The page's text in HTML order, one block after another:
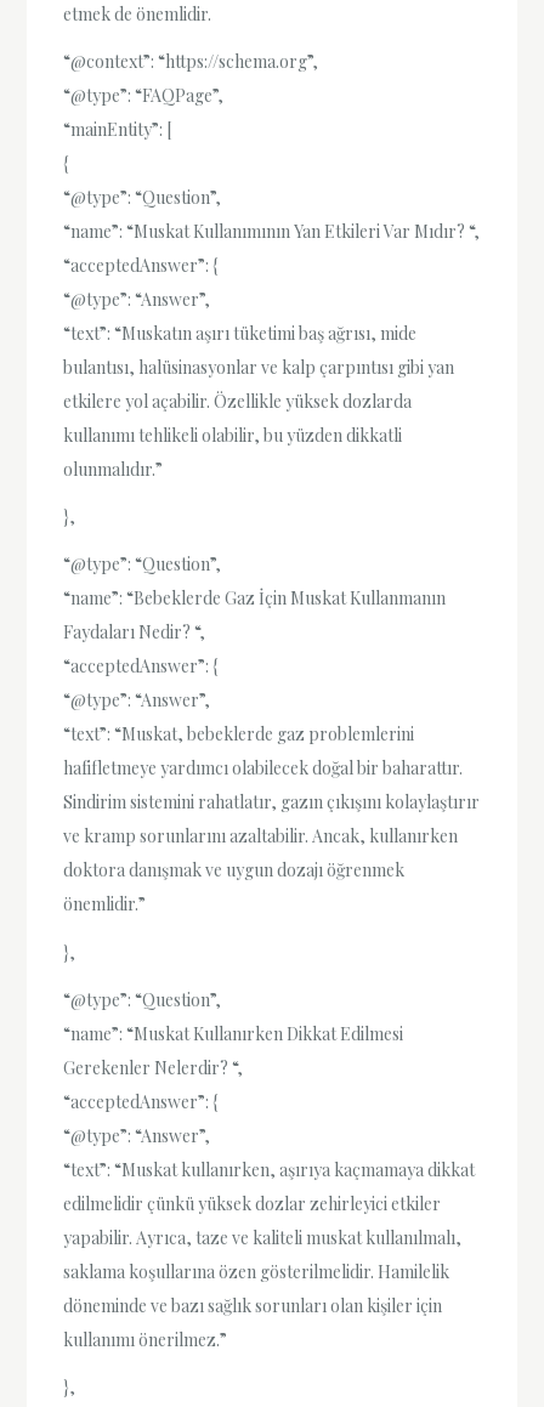
etmek de önemlidir.
“@context”: “https://schema.org”,
“@type”: “FAQPage”,
“mainEntity”: [
{
“@type”: “Question”,
“name”: “Muskat Kullanımının Yan Etkileri Var Mıdır? “,
“acceptedAnswer”: {
“@type”: “Answer”,
“text”: “Muskatın aşırı tüketimi baş ağrısı, mide
bulantısı, halüsinasyonlar ve kalp çarpıntısı gibi yan
etkilere yol açabilir. Özellikle yüksek dozlarda
kullanımı tehlikeli olabilir, bu yüzden dikkatli
olunmalıdır.”
},
“@type”: “Question”,
“name”: “Bebeklerde Gaz İçin Muskat Kullanmanın
Faydaları Nedir? “,
“acceptedAnswer”: {
“@type”: “Answer”,
“text”: “Muskat, bebeklerde gaz problemlerini
hafifletmeye yardımcı olabilecek doğal bir baharattır.
Sindirim sistemini rahatlatır, gazın çıkışını kolaylaştırır
ve kramp sorunlarını azaltabilir. Ancak, kullanırken
doktora danışmak ve uygun dozajı öğrenmek
önemlidir.”
},
“@type”: “Question”,
“name”: “Muskat Kullanırken Dikkat Edilmesi
Gerekenler Nelerdir? “,
“acceptedAnswer”: {
“@type”: “Answer”,
“text”: “Muskat kullanırken, aşırıya kaçmamaya dikkat
edilmelidir çünkü yüksek dozlar zehirleyici etkiler
yapabilir. Ayrıca, taze ve kaliteli muskat kullanılmalı,
saklama koşullarına özen gösterilmelidir. Hamilelik
döneminde ve bazı sağlık sorunları olan kişiler için
kullanımı önerilmez.”
},